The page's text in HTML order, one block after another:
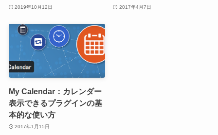
2019年10月12日 2017年4月7日
My Calendar：カレンダー
表示できるプラグインの基
本的な使い方
2017年1月15日